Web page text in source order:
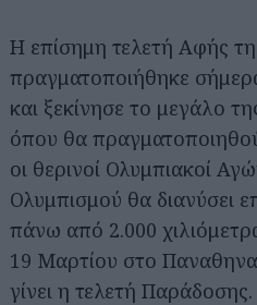
Η επίσημη τελετή Αφής
πραγματοποιήθηκε
και ξεκίνησε το μεγάλο
όπου θα
οι θερινοί Ολυμπιακοί
Ολυμπισμού θα διανύσει
πάνω από 2.000
19 Μαρτίου στο
γίνει η τελετή Παράδοσης.